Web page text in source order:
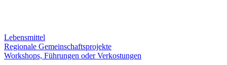
Lebensmittel
Regionale Gemeinschaftsprojekte
Workshops, Führungen oder Verkostungen